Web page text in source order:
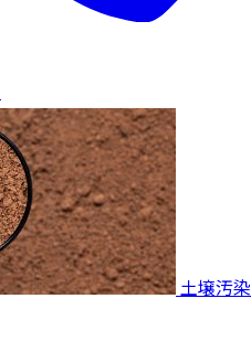
土壌汚染